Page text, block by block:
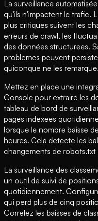
La surveillance
qu'ils n'impactent le trafic.
plus critiques suivent les
erreurs de crawl, les
des données structurees.
problemes peuvent
quiconque ne les remarque.
Mettez en place une
Console pour extraire les
tableau de bord de
pages indexees
lorsque le nombre baisse
heures. Cela detecte les
changements de robots.txt
La surveillance des
un outil de suivi de
quotidiennement.
qui perd plus de cinq
Correlez les baisses de